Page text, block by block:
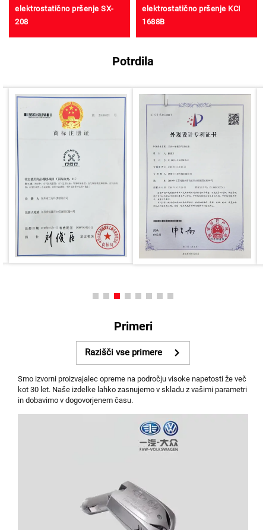
elektrostatično pršenje SX-
208
elektrostatično pršenje KCI
1688B
Potrdila
Primeri
Razišči vse primere
Smo izvorni proizvajalec opreme na področju visoke napetosti že več
kot 30 let. Naše izdelke lahko zasnujemo v skladu z vašimi parametri
in dobavimo v dogovorjenem času.